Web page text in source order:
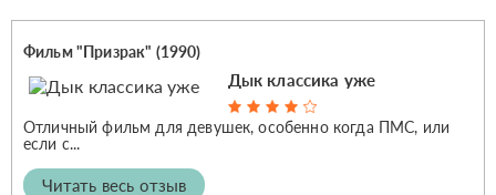
Фильм "Призрак" (1990)
Дык классика уже
Отличный фильм для девушек, особенно когда ПМС, или
если с...
Читать весь отзыв